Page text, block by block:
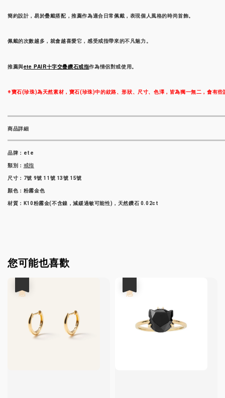
簡約設計，易於疊戴搭配，推薦作為適合日常佩戴，表現個人風格的時尚首飾。
佩戴的次數越多，就會越喜愛它，感受戒指帶來的不凡魅力。
推薦與ete PAIR十字交疊鑽石戒指作為情侶對戒使用。
※寶石(珍珠)為天然素材，寶石(珍珠)中的紋路、形狀、尺寸、色澤，皆為獨一無二，會有些
商品詳細
品牌：ete
類別： 戒指
尺寸：7號 9號 11號 13號 15號
顏色：粉霧金色
材質：K10粉霧金(不含鎳，減緩過敏可能性)，天然鑽石 0.02ct
您可能也喜歡